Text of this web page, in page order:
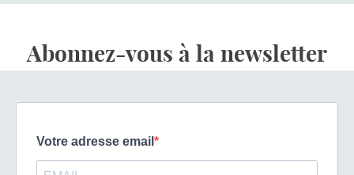
Abonnez-vous à la newsletter